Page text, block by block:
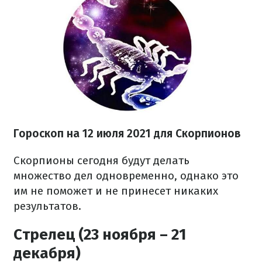
Гороскоп на 12 июля 2021 для Скорпионов
Скорпионы сегодня будут делать
множество дел одновременно, однако это
им не поможет и не принесет никаких
результатов.
Стрелец (23 ноября – 21
декабря)